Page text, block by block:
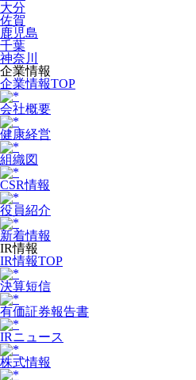
大分
佐賀
鹿児島
千葉
神奈川
企業情報
企業情報TOP
会社概要
健康経営
組織図
CSR情報
役員紹介
新着情報
IR情報
IR情報TOP
決算短信
有価証券報告書
IRニュース
株式情報